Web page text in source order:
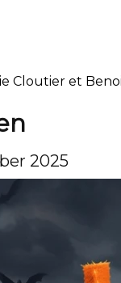
Cloutier et
2025